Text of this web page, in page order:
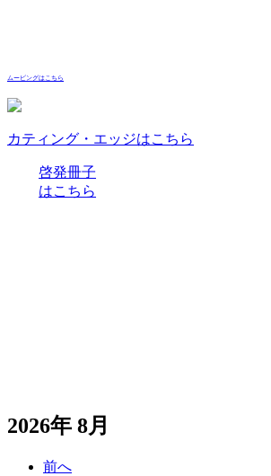
ムービングはこちら
カティング・エッジはこちら
啓発冊子
はこちら
2026年 8月
前へ